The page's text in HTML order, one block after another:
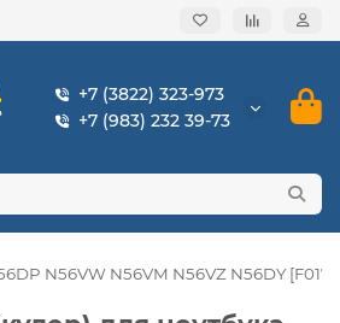
+7 (3822) 323-973
+7 (983) 232 39-73
N56VW N56VM N56VZ N56DY